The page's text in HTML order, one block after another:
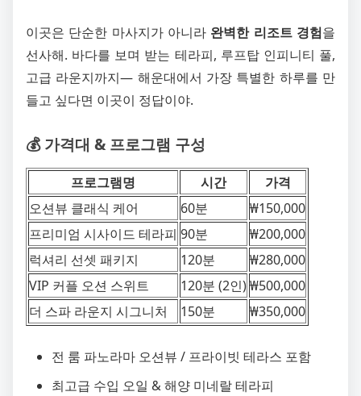
이곳은 단순한 마사지가 아니라 완벽한 리조트 경험을
선사해. 바다를 보며 받는 테라피, 루프탑 인피니티 풀,
고급 라운지까지— 해운대에서 가장 특별한 하루를 만
들고 싶다면 이곳이 정답이야.
💰 가격대 & 프로그램 구성
프로그램명 시간
가격
오션뷰 클래식 케어
60분
₩150,000
프리미엄 시사이드 테라피 90분
₩200,000
럭셔리 선셋 패키지
120분
₩280,000
VIP 커플 오션 스위트
120분 (2인)₩500,000
더 스파 라운지 시그니처
150분 ₩350,000
전 룸 파노라마 오션뷰 / 프라이빗 테라스 포함
최고급 수입 오일 & 해양 미네랄 테라피